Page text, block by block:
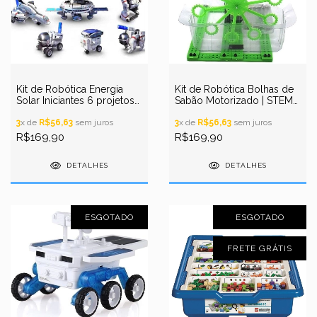
Kit de Robótica Energia
Solar Iniciantes 6 projetos
3x de R$56,63 sem juros
R$169,90
DETALHES
Kit de Robótica Bolhas de
Sabão Motorizado | STEM
3x de R$56,63 sem juros
R$169,90
DETALHES
ESGOTADO ESGOTADO
FRETE GRÁTIS